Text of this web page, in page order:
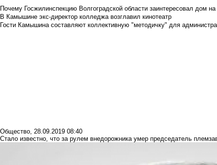
Почему Госжилинспекцию Волгоградской области заинтересовал дом
В Камышине экс-директор колледжа возглавил кинотеатр
Гости Камышина составляют коллективную "методичку" для
Общество, 28.09.2019 08:40
Стало известно, что за рулем внедорожника умер председатель